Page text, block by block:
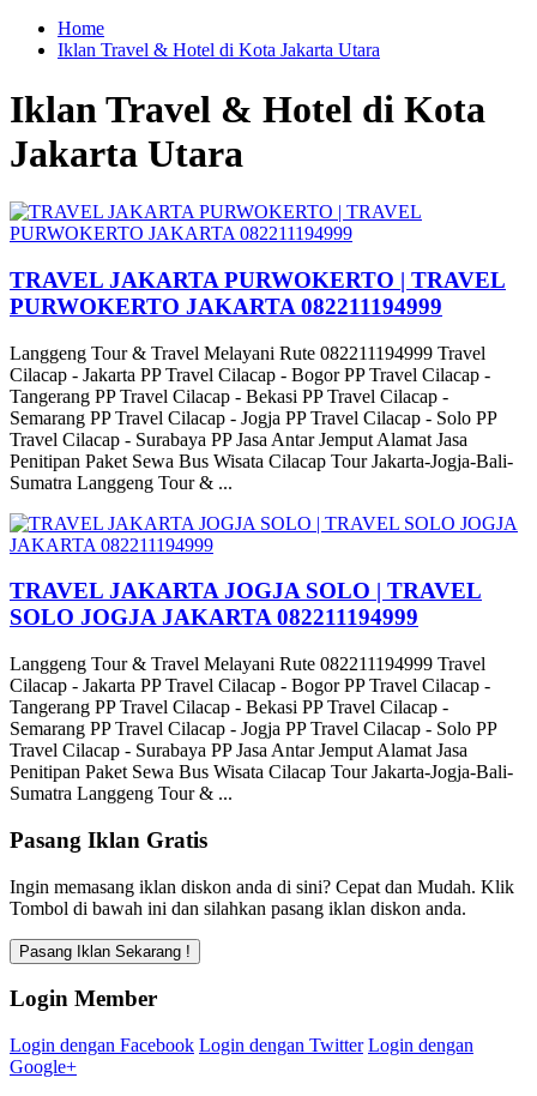
Home
Iklan Travel & Hotel di Kota Jakarta Utara
Iklan Travel & Hotel di Kota
Jakarta Utara
TRAVEL JAKARTA PURWOKERTO | TRAVEL
PURWOKERTO JAKARTA 082211194999
Langgeng Tour & Travel Melayani Rute 082211194999 Travel
Cilacap - Jakarta PP Travel Cilacap - Bogor PP Travel Cilacap -
Tangerang PP Travel Cilacap - Bekasi PP Travel Cilacap -
Semarang PP Travel Cilacap - Jogja PP Travel Cilacap - Solo PP
Travel Cilacap - Surabaya PP Jasa Antar Jemput Alamat Jasa
Penitipan Paket Sewa Bus Wisata Cilacap Tour Jakarta-Jogja-Bali-
Sumatra Langgeng Tour & ...
TRAVEL JAKARTA JOGJA SOLO | TRAVEL
SOLO JOGJA JAKARTA 082211194999
Langgeng Tour & Travel Melayani Rute 082211194999 Travel
Cilacap - Jakarta PP Travel Cilacap - Bogor PP Travel Cilacap -
Tangerang PP Travel Cilacap - Bekasi PP Travel Cilacap -
Semarang PP Travel Cilacap - Jogja PP Travel Cilacap - Solo PP
Travel Cilacap - Surabaya PP Jasa Antar Jemput Alamat Jasa
Penitipan Paket Sewa Bus Wisata Cilacap Tour Jakarta-Jogja-Bali-
Sumatra Langgeng Tour & ...
Pasang Iklan Gratis
Ingin memasang iklan diskon anda di sini? Cepat dan Mudah. Klik
Tombol di bawah ini dan silahkan pasang iklan diskon anda.
Login Member
Login dengan Facebook Login dengan Twitter Login dengan
Google+